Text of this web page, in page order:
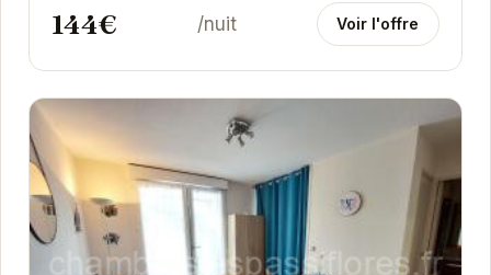
144€ /nuit Voir l'offre